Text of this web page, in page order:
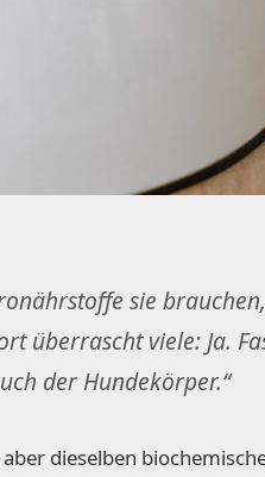
sie
überrascht viele: Ja.
der Hundekörper.“
dieselben